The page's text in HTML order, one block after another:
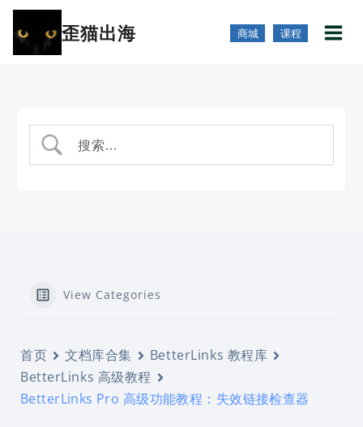
歪猫出海 商城 课程
View Categories
首页 文档库合集
BetterLinks 教程库
BetterLinks 高级教程
BetterLinks Pro 高级功能教程：失效链接检查器